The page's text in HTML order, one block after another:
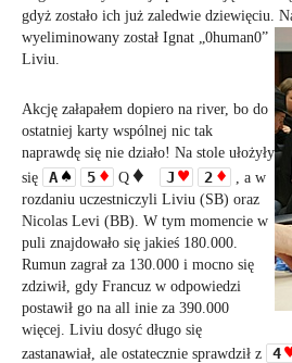
gdyż zostało ich już zaledwie dziewięciu.
wyeliminowany został Ignat „0human0”
Liviu.
Akcję załapałem dopiero na river, bo do
ostatniej karty wspólnej nic tak
naprawdę się nie działo! Na stole ułożyły
się
A 5 Q J 2
, a w
rozdaniu uczestniczyli Liviu (SB) oraz
Nicolas Levi (BB). W tym momencie w
puli znajdowało się jakieś 180.000.
Rumun zagrał za 130.000 i mocno się
zdziwił, gdy Francuz w odpowiedzi
postawił go na all inie za 390.000
więcej. Liviu dosyć długo się
zastanawiał, ale ostatecznie sprawdził z
4